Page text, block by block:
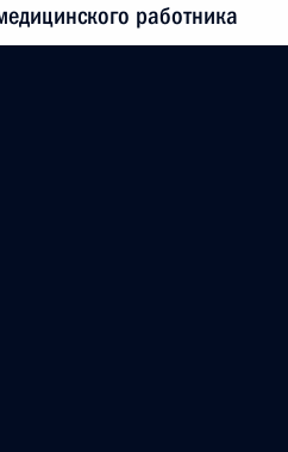
работника